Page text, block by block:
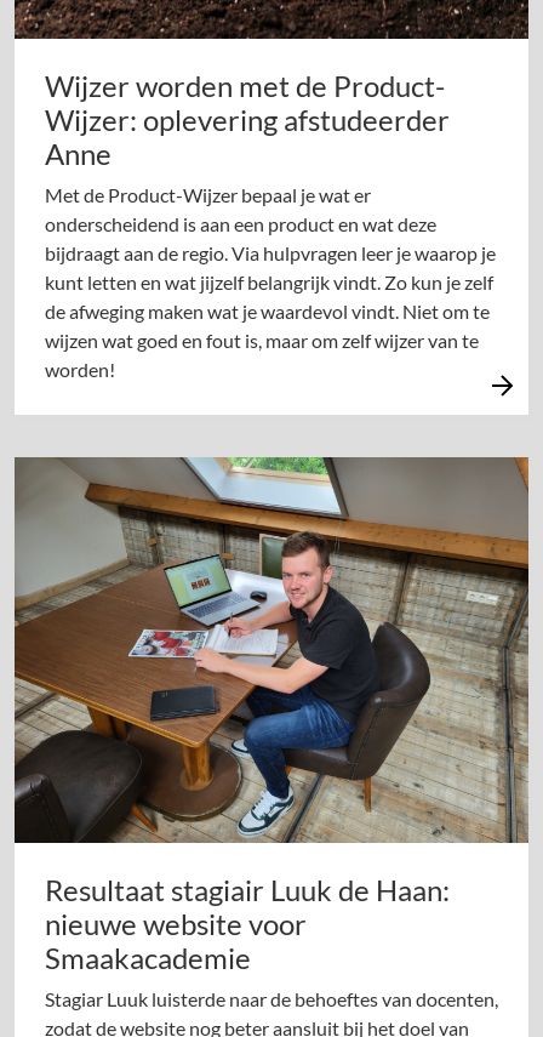
Wijzer worden met de Product-
Wijzer: oplevering afstudeerder
Anne
Met de Product-Wijzer bepaal je wat er
onderscheidend is aan een product en wat deze
bijdraagt aan de regio. Via hulpvragen leer je waarop je
kunt letten en wat jijzelf belangrijk vindt. Zo kun je zelf
de afweging maken wat je waardevol vindt. Niet om te
wijzen wat goed en fout is, maar om zelf wijzer van te
worden!
Resultaat stagiair Luuk de Haan:
nieuwe website voor
Smaakacademie
Stagiar Luuk luisterde naar de behoeftes van docenten,
zodat de website nog beter aansluit bij het doel van